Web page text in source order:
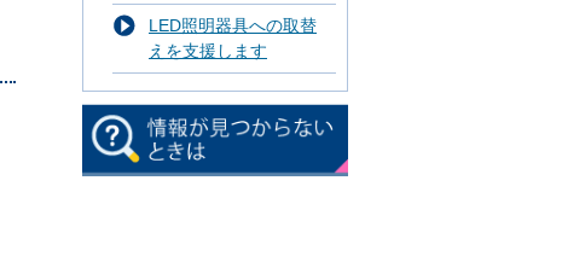
LED照明器具への取替
えを支援します